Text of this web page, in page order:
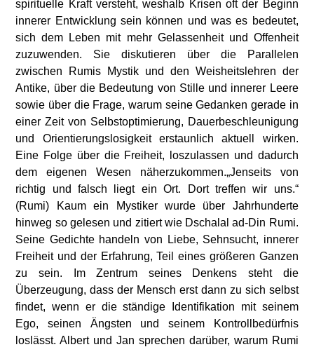
spirituelle Kraft versteht, weshalb Krisen oft der Beginn
innerer Entwicklung sein können und was es bedeutet,
sich dem Leben mit mehr Gelassenheit und Offenheit
zuzuwenden. Sie diskutieren über die Parallelen
zwischen Rumis Mystik und den Weisheitslehren der
Antike, über die Bedeutung von Stille und innerer Leere
sowie über die Frage, warum seine Gedanken gerade in
einer Zeit von Selbstoptimierung, Dauerbeschleunigung
und Orientierungslosigkeit erstaunlich aktuell wirken.
Eine Folge über die Freiheit, loszulassen und dadurch
dem eigenen Wesen näherzukommen.„Jenseits von
richtig und falsch liegt ein Ort. Dort treffen wir uns.“
(Rumi) Kaum ein Mystiker wurde über Jahrhunderte
hinweg so gelesen und zitiert wie Dschalal ad-Din Rumi.
Seine Gedichte handeln von Liebe, Sehnsucht, innerer
Freiheit und der Erfahrung, Teil eines größeren Ganzen
zu sein. Im Zentrum seines Denkens steht die
Überzeugung, dass der Mensch erst dann zu sich selbst
findet, wenn er die ständige Identifikation mit seinem
Ego, seinen Ängsten und seinem Kontrollbedürfnis
loslässt. Albert und Jan sprechen darüber, warum Rumi